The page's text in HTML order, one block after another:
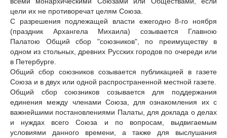
цели их не противоречат целям Союза.
С разрешения подлежащей власти ежегодно 8-го ноября
(праздник Архангела Михаила) созывается Главною
Палатою Общий сбор "союзников", по преимуществу в
одном из стольных, древних Русских городов по очереди или
в Петербурге.
Общий сбор союзников созывается публикацией в газете
Союза и в двух или одной распространенной местной газете.
Общий сбор союзников созывается для поддержания
единения между членами Союза, для ознакомления их с
важнейшими постановлениями Палаты, для доклада о делах
и нуждах всего Союза и по вопросам, выдвигаемым
условиями данного времени, а также для выслушания